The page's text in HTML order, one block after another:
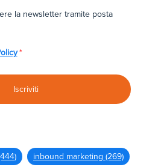
la newsletter tramite posta
*
inbound marketing (269)